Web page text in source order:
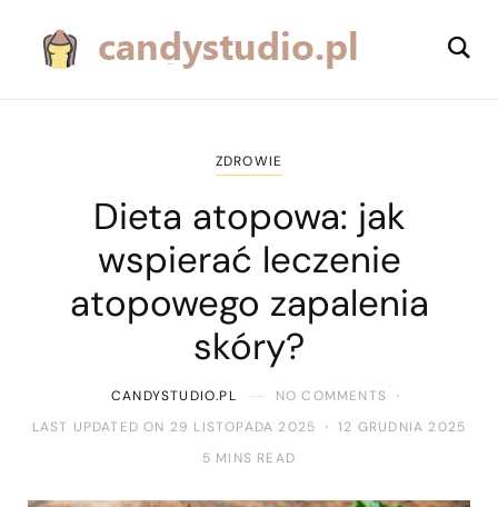
ZDROWIE
Dieta atopowa: jak
wspierać leczenie
atopowego zapalenia
skóry?
CANDYSTUDIO.PL
NO COMMENTS
LAST UPDATED ON 29 LISTOPADA 2025
12 GRUDNIA 2025
5 MINS READ